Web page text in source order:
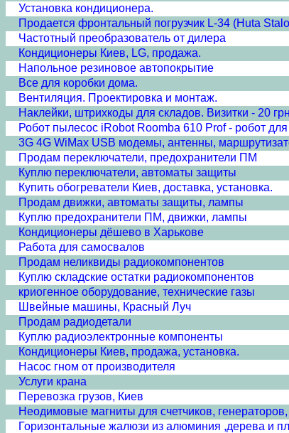
Установка кондиционера.
Продается фронтальный погрузчик L-34 (Huta
Частотный преобразователь от дилера
Кондиционеры Киев, LG, продажа.
Напольное резиновое автопокрытие
Все для коробки дома.
Вентиляция. Проектировка и монтаж.
Наклейки, штрихкоды для складов. Визитки - 20
Робот пылесос iRobot Roomba 610 Prof - робот
3G 4G WiMax USB модемы, антенны,
Продам переключатели, предохранители ПМ
Куплю переключатели, автоматы защиты
Купить обогреватели Киев, доставка, установка.
Продам движки, автоматы защиты, лампы
Куплю предохранители ПМ, движки, лампы
Кондиционеры дёшево в Харькове
Работа для самосвалов
Продам неликвиды радиокомпонентов
Куплю складские остатки радиокомпонентов
криогенное оборудование, технические газы
Швейные машины, Красный Луч
Продам радиодетали
Куплю радиоэлектронные компоненты
Кондиционеры Киев, продажа, установка.
Насос гном от производителя
Услуги крана
Перевозка грузов, Киев
Неодимовые магниты для счетчиков,
Горизонтальные жалюзи из алюминия ,дерева и